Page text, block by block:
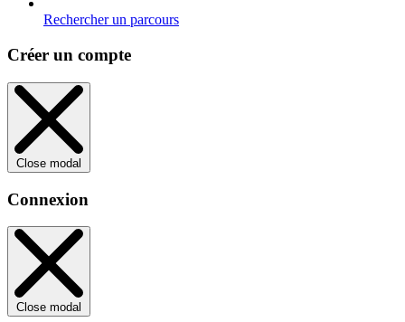
Rechercher un parcours
Créer un compte
Close modal
Connexion
Close modal